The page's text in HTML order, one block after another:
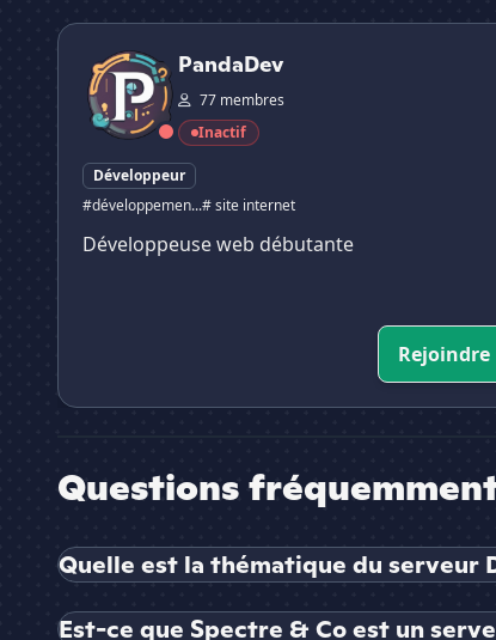
PandaDev
PandaDev
77 membres
Inactif
Développeur
#développemen...# site internet
Développeuse web débutante
Rejoindre
Questions
Quelle est la thématique du serveur
Est-ce que Spectre & Co est un